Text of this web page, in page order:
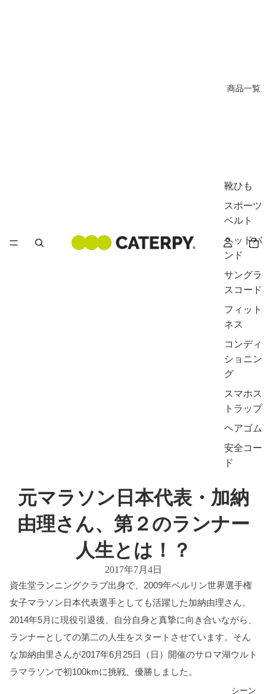
商品一覧
靴ひも
スポーツ
ベルト
ヘッドバ
ンド
サングラ
スコード
フィット
ネス
コンディ
ショニン
グ
スマホス
トラップ
ヘアゴム
安全コー
ド
シーン
元マラソン日本代表・加納
由理さん、第２のランナー
人生とは！？
2017年7月4日
資生堂ランニングクラブ出身で、2009年ベルリン世界選手権
女子マラソン日本代表選手としても活躍した加納由理さん。
2014年5月に現役引退後、自分自身と真摯に向き合いながら、
ランナーとしての第二の人生をスタートさせています。そん
な加納由里さんが2017年6月25日（日）開催のサロマ湖ウルト
ラマラソンで初100kmに挑戦、優勝しました。